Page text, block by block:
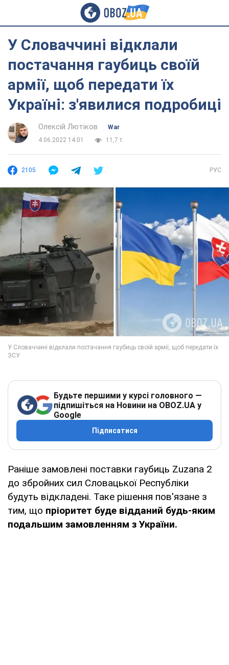
У Словаччині відклали
постачання гаубиць своїй
армії, щоб передати їх
Україні: з'явилися подробиці
Олексій Лютіков
War
4.06.2022 14:01
11,7 т.
2105 РУС
Будьте першими у курсі головного —
підпишіться на Новини на OBOZ.UA у
Google
Підписатися
Раніше замовлені поставки гаубиць Zuzana 2
до збройних сил Словацької Республіки
будуть відкладені. Таке рішення пов'язане з
тим, що пріоритет буде відданий будь-яким
подальшим замовленням з України.